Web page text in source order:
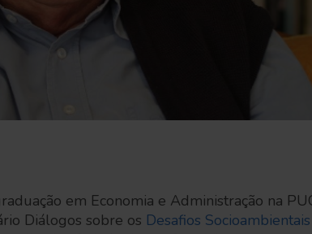
em Economia e Administração na
Diálogos sobre os Desafios Socioambientais